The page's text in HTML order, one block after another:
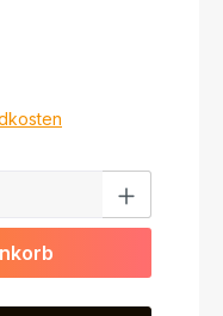
Wert ein